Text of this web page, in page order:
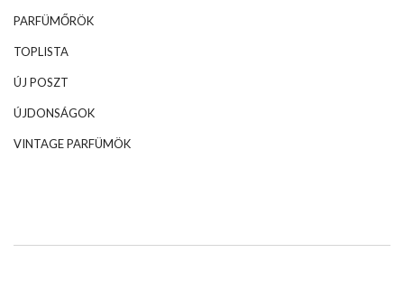
PARFÜMŐRÖK
TOPLISTA
ÚJ POSZT
ÚJDONSÁGOK
VINTAGE PARFÜMÖK